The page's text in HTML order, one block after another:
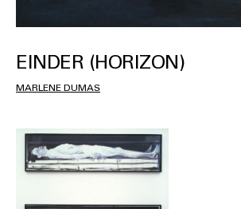
EINDER (HORIZON)
MARLENE DUMAS